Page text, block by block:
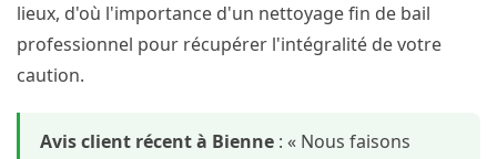
lieux, d'où l'importance d'un nettoyage fin de bail
professionnel pour récupérer l'intégralité de votre
caution.
Avis client récent à Bienne : « Nous faisons